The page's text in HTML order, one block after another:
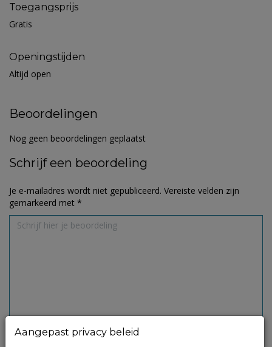
Toegangsprijs
Gratis
Openingstijden
Altijd open
Beoordelingen
Nog geen beoordelingen geplaatst
Schrijf een beoordeling
Je e-mailadres wordt niet gepubliceerd. Vereiste velden zijn
gemarkeerd met *
Aangepast privacy beleid